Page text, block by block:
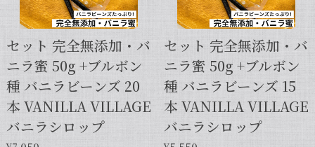
セット 完全無添加・バ
ニラ蜜 50g +ブルボン
種 バニラビーンズ 20
本 VANILLA VILLAGE
バニラシロップ
セット 完全無添加・バ
ニラ蜜 50g +ブルボン
種 バニラビーンズ 15
本 VANILLA VILLAGE
バニラシロップ